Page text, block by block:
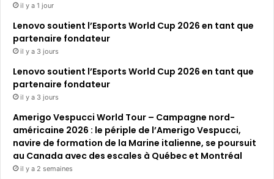
il y a 1 jour
Lenovo soutient l’Esports World Cup 2026 en tant que
partenaire fondateur
il y a 3 jours
Lenovo soutient l’Esports World Cup 2026 en tant que
partenaire fondateur
il y a 3 jours
Amerigo Vespucci World Tour – Campagne nord-
américaine 2026 : le périple de l’Amerigo Vespucci,
navire de formation de la Marine italienne, se poursuit
au Canada avec des escales à Québec et Montréal
il y a 2 semaines